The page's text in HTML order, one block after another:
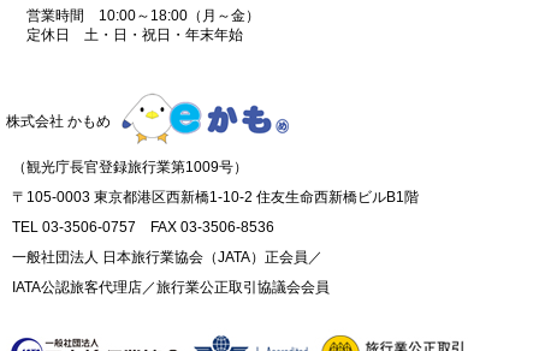
営業時間 10:00～18:00（月～金）
定休日 土・日・祝日・年末年始
株式会社 かもめ
（観光庁長官登録旅行業第1009号）
〒105-0003 東京都港区西新橋1-10-2 住友生命西新橋ビルB1階
TEL 03-3506-0757 FAX 03-3506-8536
一般社団法人 日本旅行業協会（JATA）正会員／
IATA公認旅客代理店／旅行業公正取引協議会会員